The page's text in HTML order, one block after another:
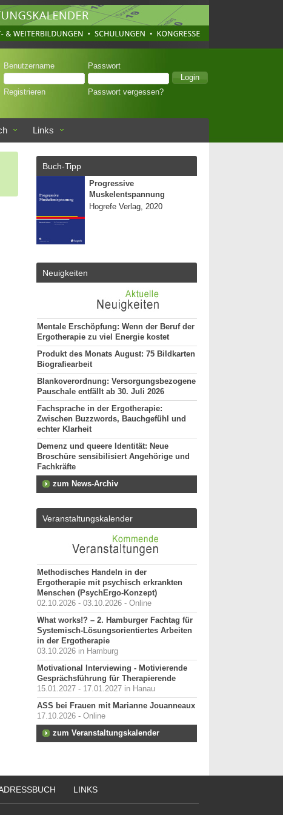
Benutzername Passwort
Registrieren Passwort vergessen?
Links
Buch-Tipp
Progressive
Muskelentspannung
Hogrefe Verlag, 2020
Neuigkeiten
Mentale Erschöpfung: Wenn der Beruf der
Ergotherapie zu viel Energie kostet
Produkt des Monats August: 75 Bildkarten
Biografiearbeit
Blankoverordnung: Versorgungsbezogene
Pauschale entfällt ab 30. Juli 2026
Fachsprache in der Ergotherapie:
Zwischen Buzzwords, Bauchgefühl und
echter Klarheit
Demenz und queere Identität: Neue
Broschüre sensibilisiert Angehörige und
Fachkräfte
zum News-Archiv
Veranstaltungskalender
Methodisches Handeln in der
Ergotherapie mit psychisch erkrankten
Menschen (PsychErgo-Konzept)
02.10.2026 - 03.10.2026 - Online
What works!? – 2. Hamburger Fachtag für
Systemisch-Lösungsorientiertes Arbeiten
in der Ergotherapie
03.10.2026 in Hamburg
Motivational Interviewing - Motivierende
Gesprächsführung für Therapierende
15.01.2027 - 17.01.2027 in Hanau
ASS bei Frauen mit Marianne Jouanneaux
17.10.2026 - Online
zum Veranstaltungskalender
LINKS